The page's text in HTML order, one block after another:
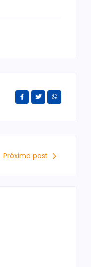
Próximo post